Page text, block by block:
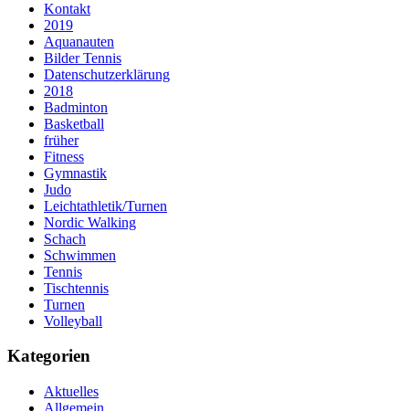
Kontakt
2019
Aquanauten
Bilder Tennis
Datenschutzerklärung
2018
Badminton
Basketball
früher
Fitness
Gymnastik
Judo
Leichtathletik/Turnen
Nordic Walking
Schach
Schwimmen
Tennis
Tischtennis
Turnen
Volleyball
Kategorien
Aktuelles
Allgemein